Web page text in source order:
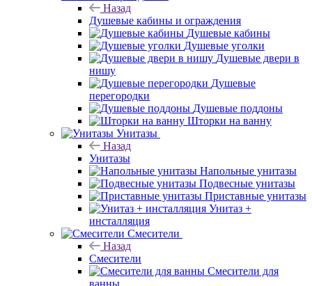
Назад
Душевые кабины и ограждения
Душевые кабины
Душевые уголки
Душевые двери в
нишу
Душевые
перегородки
Душевые поддоны
Шторки на ванну
Унитазы
Назад
Унитазы
Напольные унитазы
Подвесные унитазы
Приставные унитазы
Унитаз +
инсталляция
Смесители
Назад
Смесители
Смесители для
ванны